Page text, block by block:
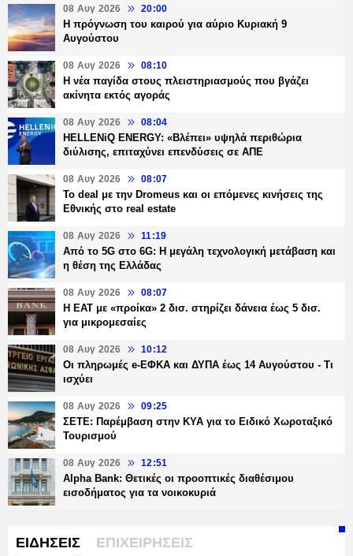
08 Αυγ 2026 20:00
Η πρόγνωση του καιρού για αύριο Κυριακή 9
Αυγούστου
08 Αυγ 2026 08:10
Η νέα παγίδα στους πλειστηριασμούς που βγάζει
ακίνητα εκτός αγοράς
08 Αυγ 2026 08:04
HELLENiQ ENERGY: «Βλέπει» υψηλά περιθώρια
διύλισης, επιταχύνει επενδύσεις σε ΑΠΕ
08 Αυγ 2026 08:07
Το deal με την Dromeus και οι επόμενες κινήσεις της
Εθνικής στο real estate
08 Αυγ 2026 11:19
Από το 5G στο 6G: Η μεγάλη τεχνολογική μετάβαση και
η θέση της Ελλάδας
08 Αυγ 2026 08:07
Η ΕΑΤ με «προίκα» 2 δισ. στηρίζει δάνεια έως 5 δισ.
για μικρομεσαίες
08 Αυγ 2026 10:12
Οι πληρωμές e-ΕΦΚΑ και ΔΥΠΑ έως 14 Αυγούστου - Τι
ισχύει
08 Αυγ 2026 09:25
ΣΕΤΕ: Παρέμβαση στην ΚΥΑ για το Ειδικό Χωροταξικό
Τουρισμού
08 Αυγ 2026 12:51
Alpha Bank: Θετικές οι προοπτικές διαθέσιμου
εισοδήματος για τα νοικοκυριά
ΕΙΔΗΣΕΙΣ ΕΠΙΧΕΙΡΗΣΕΙΣ